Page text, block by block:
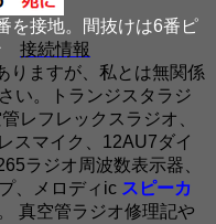
を接地。間抜けは6番ピ
接続情報
ますが、私とは無関係
い。トランジスタラジ
レフレックスラジオ、
スマイク、12AU7ダイ
ラジオ周波数表示器、
、メロディic スピーカ
真空管ラジオ修理記や